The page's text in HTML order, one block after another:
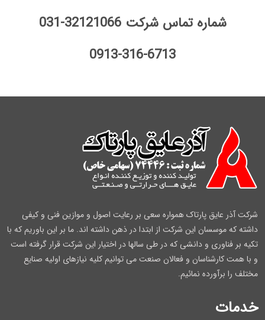
شماره تماس شرکت 32121066-031
0913-316-6713
شرکت آذر عایق پارتاک همواره سعی بر رعایت اصول و موازین فنی و کیفی
داشته که موسسان این شرکت از ابتدا در ذهن داشته اند. ما بر این باوریم که با
تکیه بر فناوری و دانشی که در طی سالها در اختیار این شرکت قرار گرفته است
و با همت کارشناسان و فعالان صنعت می توانیم کلیه نیازهای اولیه صنایع
مختلف را برآورده نمائیم.
خدمات